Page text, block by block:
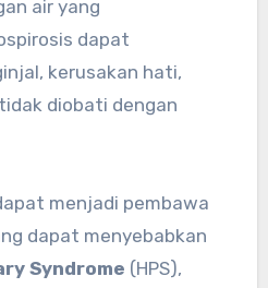
air yang
dapat
kerusakan hati,
diobati dengan
menjadi pembawa
dapat menyebabkan
Syndrome (HPS),